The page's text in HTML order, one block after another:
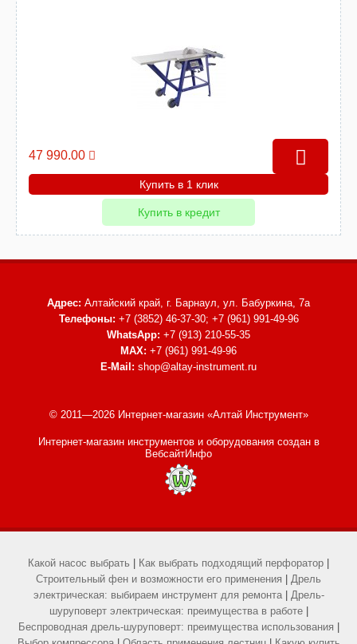
47 990.00
Купить в 1 клик
Купить в кредит
Адрес: Алтайский край, г. Барнаул, ул. Бабуркина, 7а
Телефоны: +7 (3852) 46-37-30; +7 (961) 991-49-96
WhatsApp: +7 (913) 210-55-35
MAX: +7 (961) 991-49-96
E-Mail: shop@altay-instrument.ru
© 2011—2026 Интернет-магазин «Алтай Инструмент»
Интернет-магазин инструментов и оборудованиясоздан в
ВебсайтИнфо
Какой насос выбрать Как выбрать подходящий перфоратор
Строительный фен и возможности его применения
Дрель
электрическая: выбираем инструмент для ремонта| Дрель-
шуруповерт электрическая: преимущества в работе|
Беспроводная дрель-шуруповерт: преимущества использования